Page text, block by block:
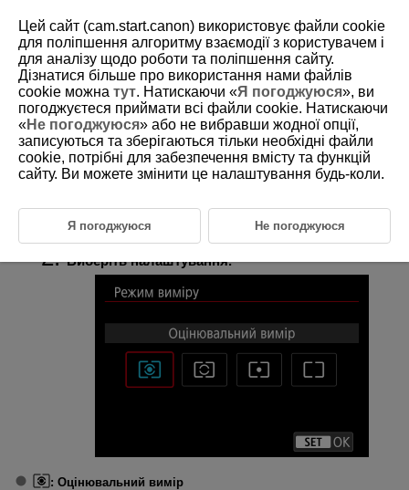
D388-076
Режим виміру
Передбачено чотири способи (режими виміру) визначення яскравості
об’єкта. Зазвичай рекомендується оцінювальний вимір. У режимах
основної зони оцінювальний вимір вибирається автоматично.
Виберіть [ ] (
).
Виберіть налаштування.
: Оцінювальний вимір
Цей сайт (cam.start.canon) використовує файли cookie
для поліпшення алгоритму взаємодії з користувачем і
для аналізу щодо роботи та поліпшення сайту.
Дізнатися більше про використання нами файлів
cookie можна тут. Натискаючи «Я погоджуюся», ви
погоджуєтеся приймати всі файли cookie. Натискаючи
«Не погоджуюся» або не вибравши жодної опції,
записуються та зберігаються тільки необхідні файли
cookie, потрібні для забезпечення вмісту та функцій
сайту. Ви можете змінити це налаштування будь-коли.
Я погоджуюся Не погоджуюся